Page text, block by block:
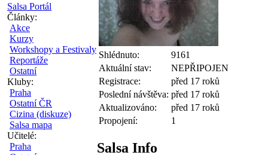
Salsa Portál
Články:
Akce
Kurzy
Workshopy a Festivaly
Reportáže
Ostatní
Kluby:
Praha
Ostatní ČR
Cizina (diskuze)
Salsa mapa
Učitelé:
Praha
Shlédnuto:
9161
Aktuální stav:
NEPŘIPOJEN
Registrace:
před 17 roků
Poslední návštěva: před 17 roků
Aktualizováno:
před 17 roků
Propojení:
1
Salsa Info